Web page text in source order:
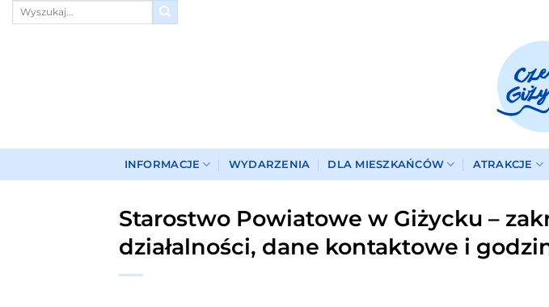
Przewiń
INFORMACJE WYDARZENIA DLA MIESZKAŃCÓW ATRAKCJE
Starostwo Powiatowe w Giżycku –
działalności, dane kontaktowe i